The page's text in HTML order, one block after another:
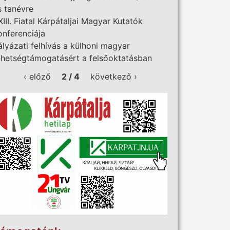
tanévre
Fiatal Kárpátaljai Magyar Kutatók
felhívás a külhoni magyar
a felsőoktatásban
‹ előző
2 / 4 következő ›